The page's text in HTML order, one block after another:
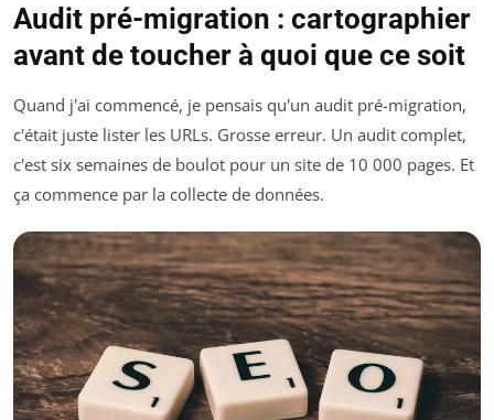
Audit pré-migration : cartographier
avant de toucher à quoi que ce soit
Quand j'ai commencé, je pensais qu'un audit pré-migration,
c'était juste lister les URLs. Grosse erreur. Un audit complet,
c'est six semaines de boulot pour un site de 10 000 pages. Et
ça commence par la collecte de données.